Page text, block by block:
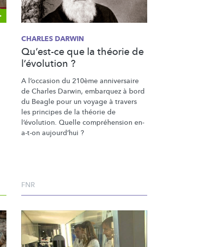
CHARLES DARWIN
Qu’est-ce que la théorie de
l’évolution ?
A l’occasion du 210ème anniversaire
de Charles Darwin, embarquez à bord
du Beagle pour un voyage à travers
les principes de la théorie de
l’évolution. Quelle compréhension en-
a-t-on aujourd’hui ?
FNR